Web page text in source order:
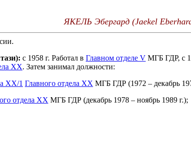
ЯКЕЛЬ Эбергард (Jaekel
с 1958 г. Работал в Главном отделе V МГБ ГДР, с
XX. Затем занимал должности:
XX/1 Главного отдела XX МГБ ГДР (1972 – декабрь
отдела XX МГБ ГДР (декабрь 1978 – ноябрь 1989 г.);